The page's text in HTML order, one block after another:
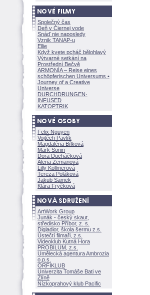
Společný čas
Deň v Čiernej vode
Snáď nie naposledy
Vznik TANAP-u
Ellie
Když kvete pcháč bělohlavý
Výtvarné setkání na
Prostřední Bečvě
ARMONÍA – Reise eines
schöpferischen Universums •
Journey of a Creative
Universe
DURCHDRUNGEN·
INFUSED
KATOPTRIK
Felix Nguyen
Vojtěch Pavlík
Magdaléna Bílkov
Mark Sonin
Dora Ducháčkov
Alena Zemanov
Lilly Kollmerov
Tereza Polákov
Jakub Samek
Klára Fryčkov
ArtWork Group
Junák - český skaut,
středisko Příbor, z. s.
Digladior, škola šermu z.s.
Ústečtí filmaři, z.s.
Videoklub Kutná Hora
PROBILUM, z.s.
Umělecká agentura Ambrozia
o.p.s.
ORFIKLUB
Univerzita Tomáše Bati ve
Zlíně
Nízkoprahový klub Pacific